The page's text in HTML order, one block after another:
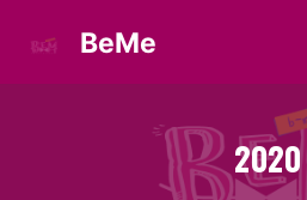
BeMe
2020